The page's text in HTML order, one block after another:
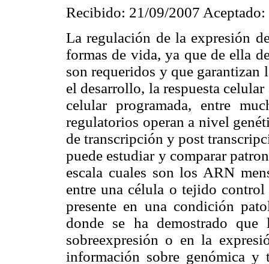
Recibido: 21/09/2007
La regulación de la expresión
formas de vida, ya que de ella
son requeridos y que garantizan
el desarrollo, la respuesta
celular programada, entre
regulatorios operan a nivel
de transcripción y post
puede estudiar y comparar
escala cuales son los ARN
entre una célula o tejido
presente en una condición
donde se ha demostrado que
sobreexpresión o en la
información sobre genómica y